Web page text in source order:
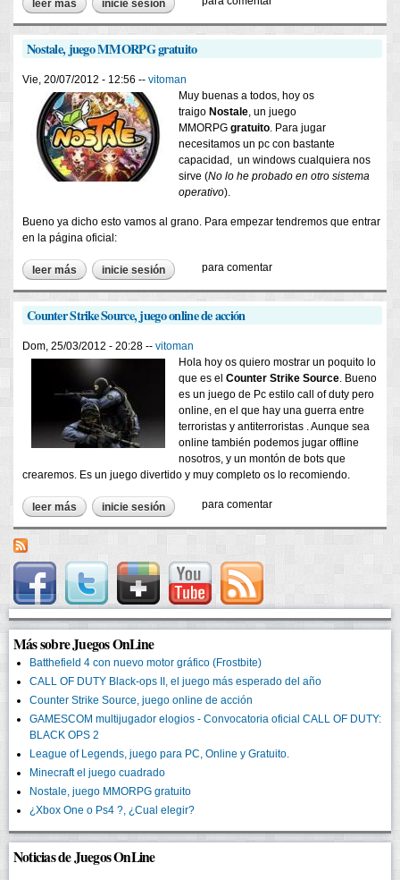
leer más sobre call of duty black-ops ii, el juego más esperado del año
inicie sesión
Nostale, juego MMORPG gratuito
Vie, 20/07/2012 - 12:56 -- vitoman
Muy buenas a todos, hoy os
traigo Nostale, un juego
MMORPG gratuito. Para jugar
necesitamos un pc con bastante
capacidad, un windows cualquiera nos
sirve (​No lo he probado en otro sistema
operativo).
Bueno ya dicho esto vamos al grano. Para empezar tendremos que entrar
en la página oficial:
leer más sobre nostale, juego mmorpg gratuito
inicie sesión para comentar
Counter Strike Source, juego online de acción
Dom, 25/03/2012 - 20:28 -- vitoman
Hola hoy os quiero mostrar un poquito lo
que es el Counter Strike Source. Bueno
es un juego de Pc estilo call of duty pero
online, en el que hay una guerra entre
terroristas y antiterroristas . Aunque sea
online también podemos jugar offline
nosotros, y un montón de bots que
crearemos. Es un juego divertido y muy completo os lo recomiendo.
leer más sobre counter strike source, juego online de acción
inicie sesión para comentar
Más sobre Juegos OnLine
Batthefield 4 con nuevo motor gráfico (Frostbite)
CALL OF DUTY Black-ops II, el juego más esperado del año
Counter Strike Source, juego online de acción
GAMESCOM multijugador elogios - Convocatoria oficial CALL OF DUTY:
BLACK OPS 2
League of Legends, juego para PC, Online y Gratuito.
Minecraft el juego cuadrado
Nostale, juego MMORPG gratuito
¿Xbox One o Ps4 ?, ¿Cual elegir?
Noticias de Juegos OnLine